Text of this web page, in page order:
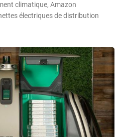
climatique, Amazon
électriques de distribution